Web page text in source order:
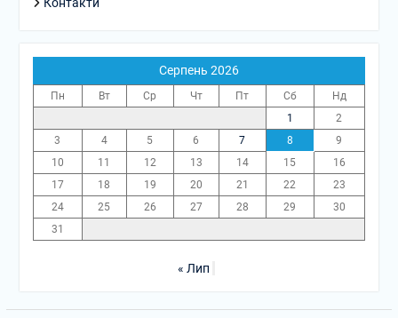
Серпень 2026
Пн Вт Ср Чт Пт Сб
Нд
1
2
3
4 5 6 7 8
9
10
11 12 13 14 15
16
17
18 19 20 21 22
23
24
25 26 27 28 29
30
31
« Лип